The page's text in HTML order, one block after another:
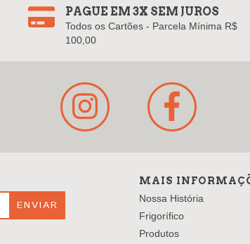
PAGUE EM 3X SEM JUROS
Todos os Cartões - Parcela Mínima R$
100,00
MAIS
Nossa História
Frigorífico
Produtos